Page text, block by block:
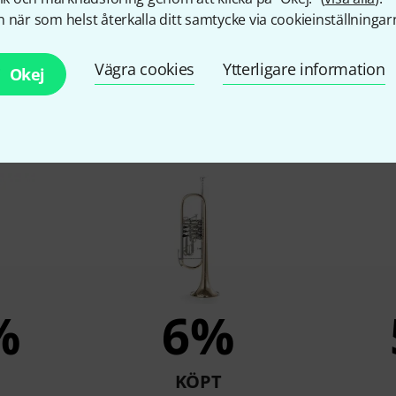
när som helst återkalla ditt samtycke via
Okej Vägra cookies Ytterligare information
Incl. Case / Gigbag Yes
som tittade på
6%
KÖPT